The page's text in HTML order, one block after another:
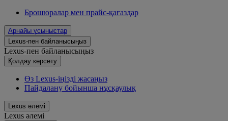
Брошюралар мен прайс-қағаздар
Арнайы ұсыныстар
Lexus-пен байланысыңыз
Lexus-пен байланысыңыз
Қолдау көрсету
Өз Lexus-іңізді жасаңыз
Пайдалану бойынша нұсқаулық
Lexus әлемі
Lexus әлемі